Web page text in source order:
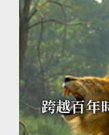
跨越百年